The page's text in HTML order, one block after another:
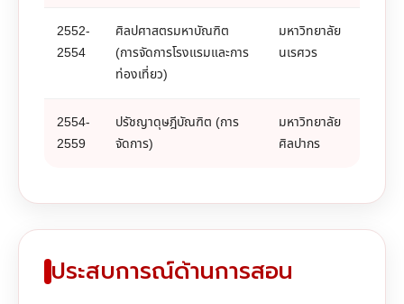
2552-
2554
ศิลปศาสตรมหาบัณฑิต
(การจัดการโรงแรมและการ
ท่องเที่ยว)
มหาวิทยาลัย
นเรศวร
2554-
2559
ปรัชญาดุษฎีบัณฑิต (การ
จัดการ)
มหาวิทยาลัย
ศิลปากร
ประสบการณ์ด้านการสอน